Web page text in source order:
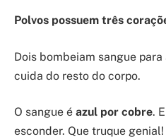
Polvos possuem três
Dois bombeiam sangue
cuida do resto do corpo.
O sangue é azul por cobre.
esconder. Que truque genial!